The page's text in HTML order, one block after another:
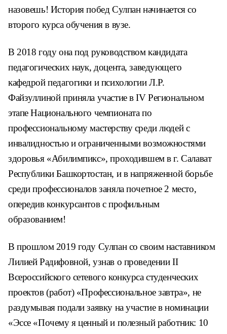
назовешь! История побед Сулпан начинается со
второго курса обучения в вузе.
В 2018 году она под руководством кандидата
педагогических наук, доцента, заведующего
кафедрой педагогики и психологии Л.Р.
Файзуллиной приняла участие в IV Региональном
этапе Национального чемпионата по
профессиональному мастерству среди людей с
инвалидностью и ограниченными возможностями
здоровья «Абилимпикс», проходившем в г. Салават
Республики Башкортостан, и в напряженной борьбе
среди профессионалов заняла почетное 2 место,
опередив конкурсантов с профильным
образованием!
В прошлом 2019 году Сулпан со своим наставником
Лилией Радифовной, узнав о проведении II
Всероссийского сетевого конкурса студенческих
проектов (работ) «Профессиональное завтра», не
раздумывая подали заявку на участие в номинации
«Эссе «Почему я ценный и полезный работник: 10